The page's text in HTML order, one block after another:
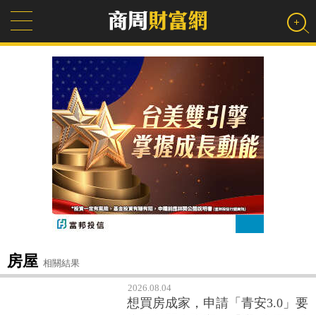
房屋 相關結果
2026.08.04
想買房成家，申請「青安3.0」要